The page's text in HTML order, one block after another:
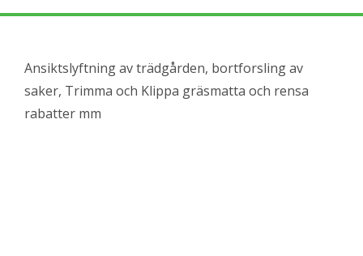
Ansiktslyftning av trädgården, bortforsling av
saker, Trimma och Klippa gräsmatta och rensa
rabatter mm